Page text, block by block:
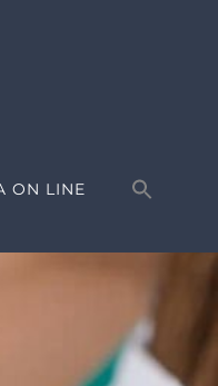
ON LINE